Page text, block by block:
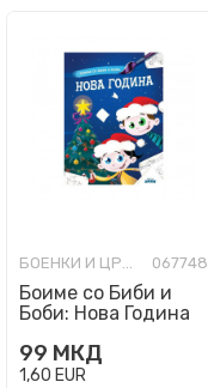
БОЕНКИ И ЦРТАНКИ 067748
Боиме со Биби и
Боби: Нова Година
99 МКД
1,60 EUR